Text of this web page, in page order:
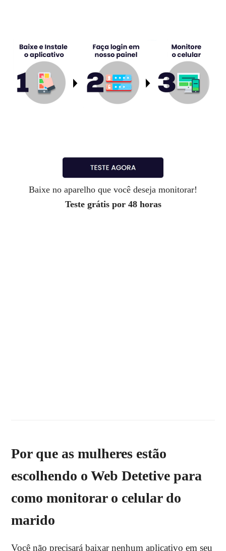
Baixe no aparelho que você deseja monitorar!
Teste grátis por 48 horas
Por que as mulheres estão
escolhendo o Web Detetive para
como monitorar o celular do
marido
Você não precisará baixar nenhum aplicativo em seu